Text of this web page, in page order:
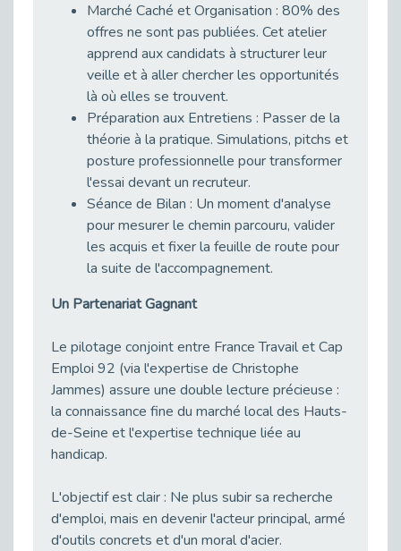
L’alternance pour tous : Cap Emploi 92 et Seine Ouest Entreprise et Emploi mobilisés à Boulogne-Billancourt
Publié le 11/04/2026
Transition Écologique : Les Cap Emploi 75,92 et 93 s’engagent pour un Numérique Responsable
Publié le 11/04/2026
Recrutement des seniors : Un levier de transformation pour les ETI franciliennes
Publié le 11/04/2026
"Dois-je préciser que je suis handicapé sur mon CV?"
Publié le 07/04/2026
Handicap psychique au travail : et si nous changions de regard - vidéo
Publié le 03/04/2026
Publié le 31/03/2026
CDD de reconversion : un nouveau contrat pour sécuriser le changement de métier.
Publié le 30/03/2026
Sport2Job Clichy : une édition altoséquanaise avec Cap Emploi 92.
Publié le 30/03/2026
Marché Caché et Organisation : 80% des
offres ne sont pas publiées. Cet atelier
apprend aux candidats à structurer leur
veille et à aller chercher les opportunités
là où elles se trouvent.
Préparation aux Entretiens : Passer de la
théorie à la pratique. Simulations, pitchs et
posture professionnelle pour transformer
l'essai devant un recruteur.
Séance de Bilan : Un moment d'analyse
pour mesurer le chemin parcouru, valider
les acquis et fixer la feuille de route pour
la suite de l'accompagnement.
Un Partenariat Gagnant
Le pilotage conjoint entre France Travail et Cap
Emploi 92 (via l'expertise de Christophe
Jammes) assure une double lecture précieuse :
la connaissance fine du marché local des Hauts-
de-Seine et l'expertise technique liée au
handicap.
L'objectif est clair : Ne plus subir sa recherche
d'emploi, mais en devenir l'acteur principal, armé
d'outils concrets et d'un moral d'acier.